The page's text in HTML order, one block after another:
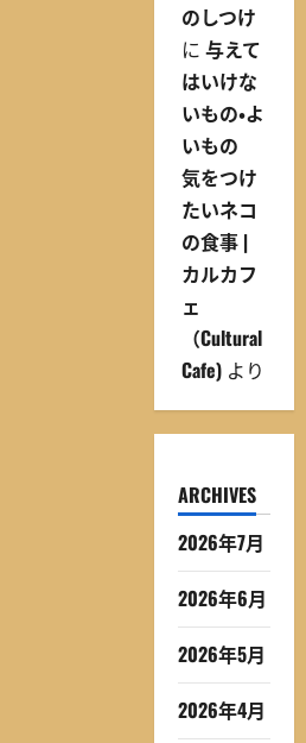
のしつけ
に 与えて
はいけな
いもの・よ
いもの
気をつけ
たいネコ
の食事 |
カルカフ
ェ
（Cultural
Cafe)より
ARCHIVES
2026年7月
2026年6月
2026年5月
2026年4月